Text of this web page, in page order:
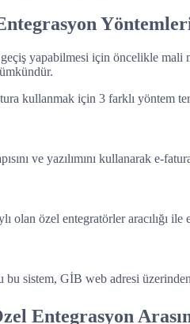
yapabilmesi için öncelikle mali
kullanmak için 3 farklı yöntem
ve yazılımını kullanarak e-
olan özel entegratörler aracılığı
sistem, GİB web adresi
Entegrasyon